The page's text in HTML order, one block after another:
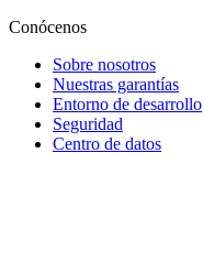
Conócenos
Sobre nosotros
Nuestras garantías
Entorno de desarrollo
Seguridad
Centro de datos